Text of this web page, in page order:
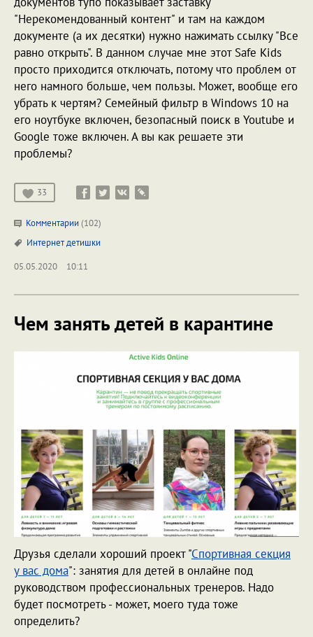
"Нерекомендованный контент" и там на каждом
документе (а их десятки) нужно нажимать ссылку "Все
равно открыть". В данном случае мне этот Safe Kids
просто приходится отключать, потому что проблем от
него намного больше, чем пользы. Может, вообще его
убрать к чертям? Семейный фильтр в Windows 10 на
его ноутбуке включен, безопасный поиск в Youtube и
Google тоже включен. А вы как решаете эти
проблемы?
33
Комментарии (102)
Интернетдетишки
05.05.2020
10:11
Чем занять детей в карантине
Друзья сделали хороший проект "Спортивная секция
у вас дома": занятия для детей в онлайне под
руководством профессиональных тренеров. Надо
будет посмотреть - может, моего туда тоже
определить?